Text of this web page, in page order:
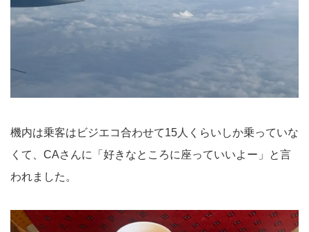
機内は乗客はビジエコ合わせて15人くらいしか乗っていな
くて、CAさんに「好きなところに座っていいよー」と言
われました。